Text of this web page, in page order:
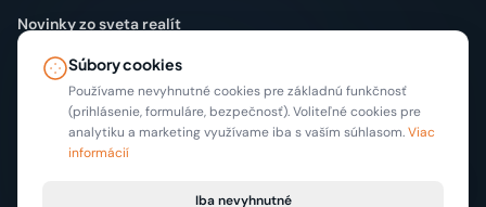
Novinky zo sveta realít
Súbory cookies
Používame nevyhnutné cookies pre základnú funkčnosť
(prihlásenie, formuláre, bezpečnosť). Voliteľné cookies pre
analytiku a marketing využívame iba s vaším súhlasom.Viac
informácií
Iba nevyhnutné